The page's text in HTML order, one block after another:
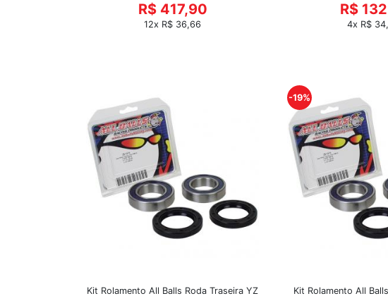
R$ 417,90
12x R$ 36,66
R$
4x R$
Kit Rolamento All Balls Roda Traseira YZ
-19%
Kit Rolamento All